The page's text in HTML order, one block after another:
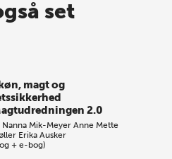
til sommer-
så sæt kryds i kalenderen
set
magt og
2.0
Nanna Mik-Meyer Anne Mette
Erika Ausker
+ e-bog)